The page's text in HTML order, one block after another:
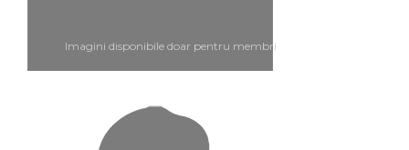
Imagini disponibile doar pentru membri